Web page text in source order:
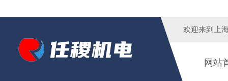
欢迎来到 上
网站